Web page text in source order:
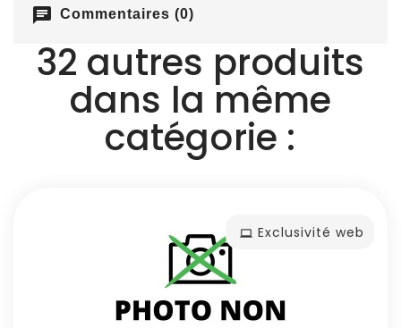
chat Commentaires (0)
32 autres produits
dans la même
catégorie :
Exclusivité web